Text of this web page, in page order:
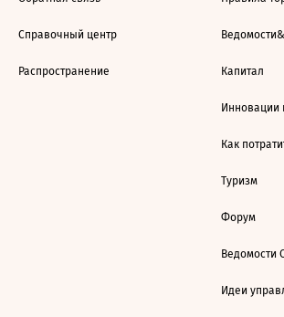
Справочный центр
Распространение
Ведомости&
Капитал
Инновации
Как
Туризм
Форум
Ведомости
Идеи